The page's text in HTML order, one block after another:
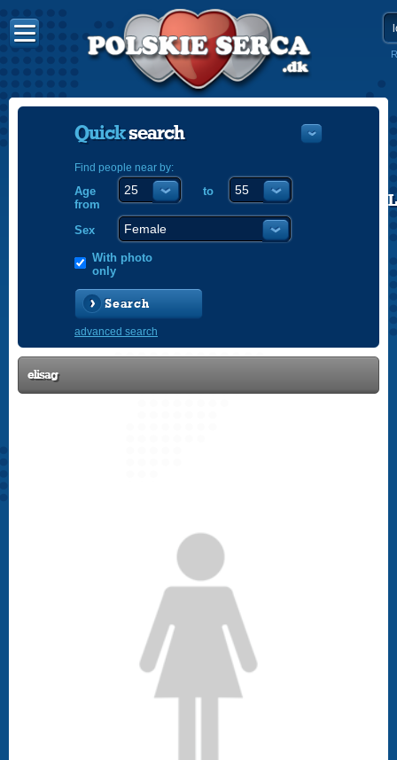
Quicksearch
Find people near by:
Age
from
to
Sex
With photo
only
Search
advanced search
elisag